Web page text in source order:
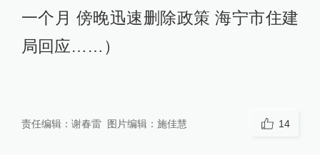
一个月 傍晚迅速删除政策 海宁市住建
局回应……）
责任编辑： 谢春雷 图片编辑： 施佳慧 14